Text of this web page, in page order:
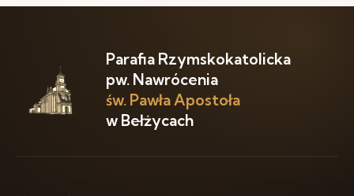
Parafia Rzymskokatolicka
pw. Nawrócenia
św. Pawła Apostoła
w Bełżycach